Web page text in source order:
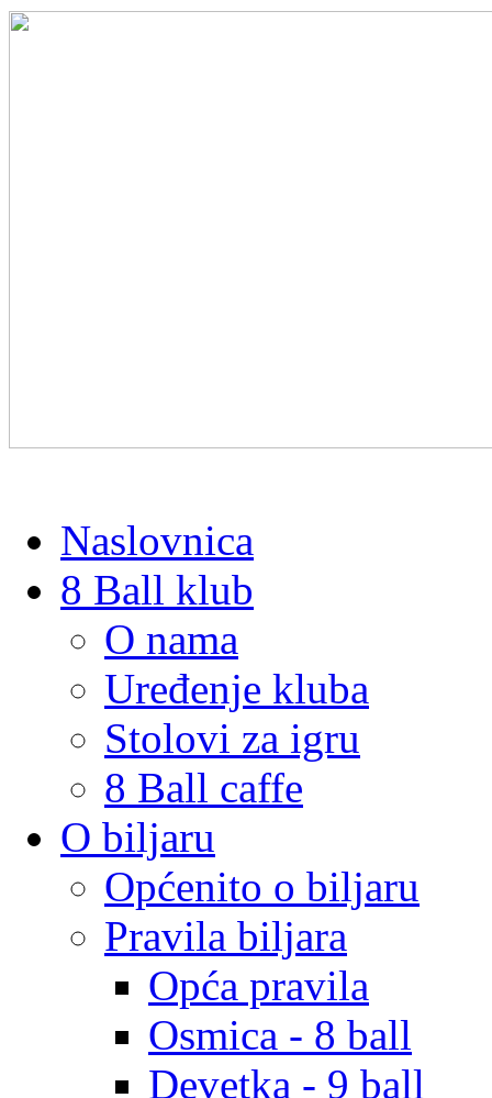
Naslovnica
8 Ball klub
O nama
Uređenje kluba
Stolovi za igru
8 Ball caffe
O biljaru
Općenito o biljaru
Pravila biljara
Opća pravila
Osmica - 8 ball
Devetka - 9 ball